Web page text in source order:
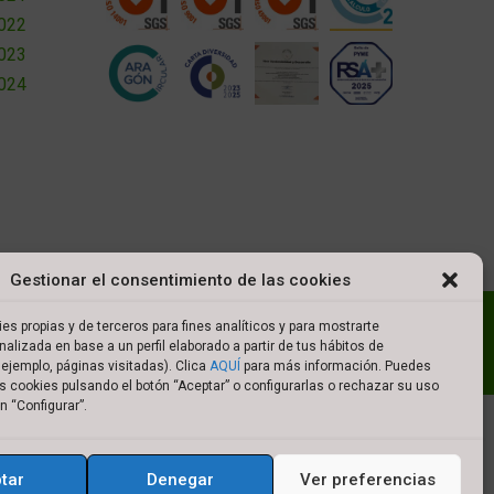
Gestionar el consentimiento de las cookies
propias y de terceros para fines analíticos y para mostrarte
en base a un perfil elaborado a partir de tus hábitos de
páginas visitadas). Clica AQUÍ para más información. Puedes
cookies pulsando el botón “Aceptar” o configurarlas o rechazar su uso
“Configurar”.
Denegar Ver preferencias
Política de cookies
Política de privacidad
de compra